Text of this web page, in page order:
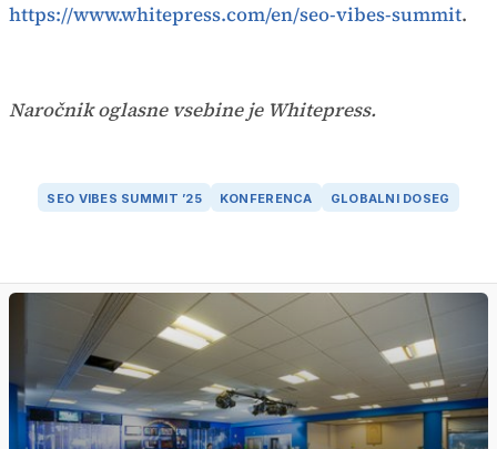
https://www.whitepress.com/en/seo-vibes-summit.
Naročnik oglasne vsebine je Whitepress.
SEO VIBES SUMMIT ’25 KONFERENCA GLOBALNI DOSEG